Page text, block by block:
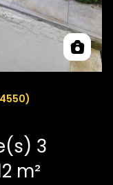
chambre(s) 112 m²